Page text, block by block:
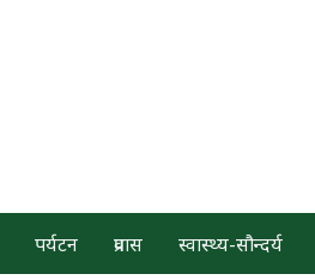
पर्यटन प्रवास स्वास्थ्य-सौन्दर्य